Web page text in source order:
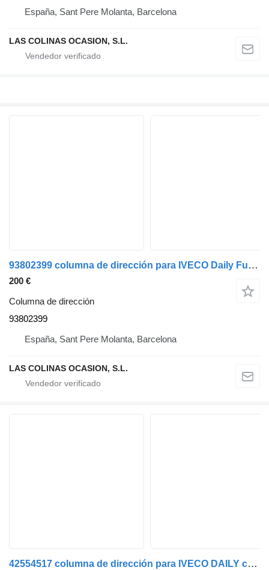
España, Sant Pere Molanta, Barcelona
LAS COLINAS OCASION, S.L.
93802399 columna de dirección para IVECO Daily Furgón (1989->) camión
200 €
Columna de dirección
93802399
España, Sant Pere Molanta, Barcelona
LAS COLINAS OCASION, S.L.
42554517 columna de dirección para IVECO DAILY camión